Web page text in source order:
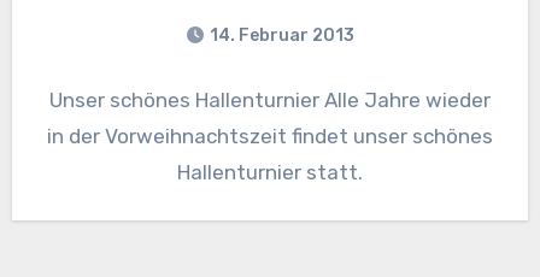
14. Februar 2013
Unser schönes Hallenturnier Alle Jahre wieder
in der Vorweihnachtszeit findet unser schönes
Hallenturnier statt.